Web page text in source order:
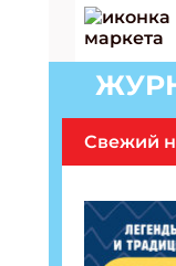
Свежий